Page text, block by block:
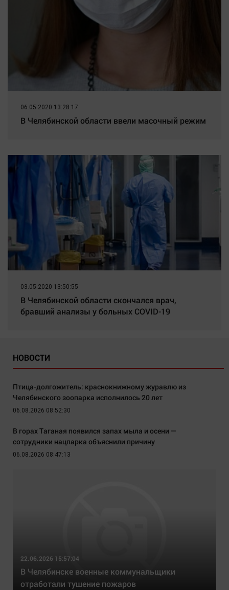
06.05.2020 13:28:17
В Челябинской области ввели масочный режим
03.05.2020 13:50:55
В Челябинской области скончался врач,
бравший анализы у больных COVID-19
НОВОСТИ
Птица-долгожитель: краснокнижному журавлю из
Челябинского зоопарка исполнилось 20 лет
06.08.2026 08:52:30
В горах Таганая появился запах мыла и осени —
сотрудники нацпарка объяснили причину
06.08.2026 08:47:13
22.06.2026 15:57:04
В Челябинске военные коммунальщики
отработали тушение пожаров